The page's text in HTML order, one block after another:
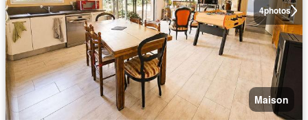
4photos
Maison